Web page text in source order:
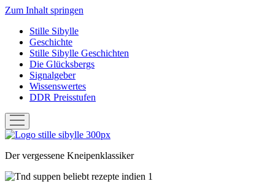
Zum Inhalt springen
Stille Sibylle
Geschichte
Stille Sibylle Geschichten
Die Glücksbergs
Signalgeber
Wissenswertes
DDR Preisstufen
Menü
öffnen
Stille
Der vergessene Kneipenklassiker